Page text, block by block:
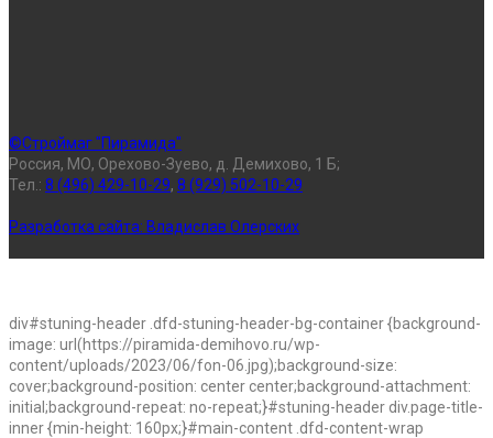
©Строймаг "Пирамида"
Россия, МО, Орехово-Зуево, д. Демихово, 1 Б;
Тел.: 8 (496) 429-10-29, 8 (929) 502-10-29
Разработка сайта: Владислав Олерских
div#stuning-header .dfd-stuning-header-bg-container {background-
image: url(https://piramida-demihovo.ru/wp-
content/uploads/2023/06/fon-06.jpg);background-size:
cover;background-position: center center;background-attachment:
initial;background-repeat: no-repeat;}#stuning-header div.page-title-
inner {min-height: 160px;}#main-content .dfd-content-wrap